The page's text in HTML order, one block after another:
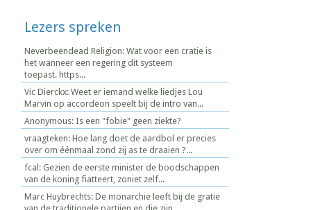
Lezers spreken
Neverbeendead Religion: Wat voor een cratie is
het wanneer een regering dit systeem
toepast. https...
Vic Dierckx: Weet er iemand welke liedjes Lou
Marvin op accordeon speelt bij de intro van...
Anonymous: Is een "fobie" geen ziekte?
vraagteken: Hoe lang doet de aardbol er precies
over om éénmaal zond zij as te draaien ?...
fcal: Gezien de eerste minister de boodschappen
van de koning fiatteert, zoniet zelf...
Marc Huybrechts: De monarchie leeft bij de gratie